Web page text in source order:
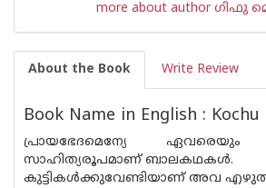
more about author ഗിഫു
About the Book Write Review
Book Name in English : Kochu
പ്രായഭേദമെന്യേ ഏവരെയും
സാഹിത്യരൂപമാണ് ബാലകഥകൾ.
കുട്ടികൾക്കുവേണ്ടിയാണ് അവ